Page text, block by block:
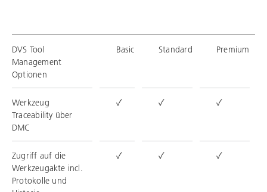
DVS Tool
Management
Optionen
Basic Standard Premium
Werkzeug
Traceability über
DMC
✓ ✓ ✓
Zugriff auf die
Werkzeugakte incl.
Protokolle und
✓ ✓ ✓